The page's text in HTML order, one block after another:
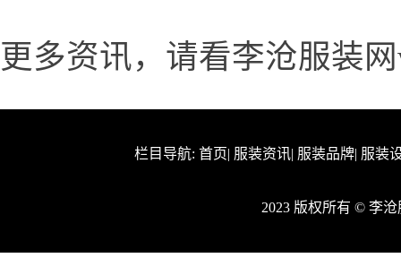
更多资讯，请看李沧服装网
栏目导航: 首页| 服装资讯| 服装品牌| 服装
2023 版权所有 © 李